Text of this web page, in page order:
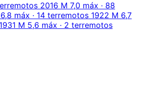
2016 M 7,0 máx · 88
máx · 14 terremotos 1922 M 6,7
1931 M 5,6 máx · 2 terremotos